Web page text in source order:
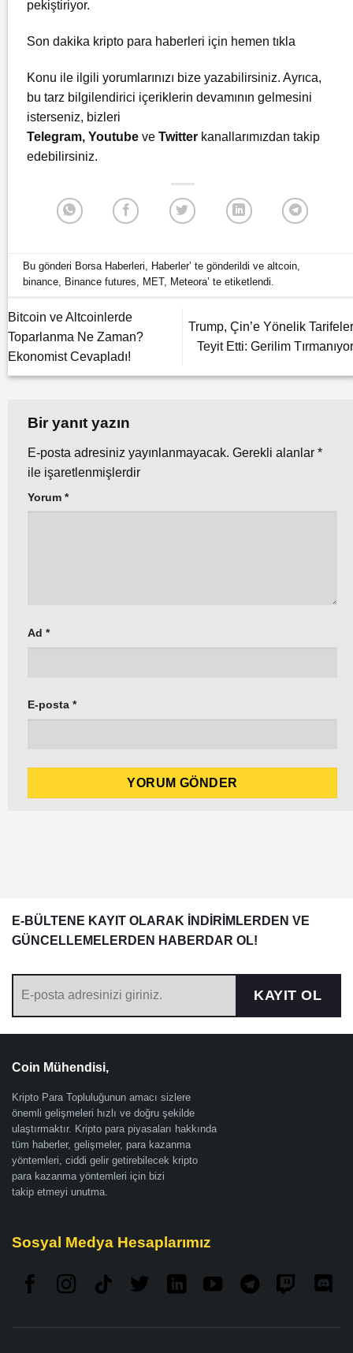
pekiştiriyor.
Son dakika kripto para haberleri için hemen tıkla
Konu ile ilgili yorumlarınızı bize yazabilirsiniz. Ayrıca,
bu tarz bilgilendirici içeriklerin devamının gelmesini
isterseniz, bizleri
Telegram, Youtube ve Twitter kanallarımızdan takip
edebilirsiniz.
Bu gönderi Borsa Haberleri, Haberler’ te gönderildi vealtcoin,
binance, Binance futures, MET, Meteora’ te etiketlendi.
Bitcoin ve Altcoinlerde
Toparlanma Ne Zaman?
Ekonomist Cevapladı!
Trump, Çin’e Yönelik
Teyit Etti: Gerilim
Bir yanıt yazın
E-posta adresiniz yayınlanmayacak. Gerekli alanlar *
ile işaretlenmişlerdir
Yorum *
Ad *
E-posta *
E-BÜLTENE KAYIT OLARAK İNDİRİMLERDEN VE
GÜNCELLEMELERDEN HABERDAR OL!
KAYIT OL
Coin Mühendisi,
Kripto Para Topluluğunun amacı sizlere
önemli gelişmeleri hızlı ve doğru şekilde
ulaştırmaktır. Kripto para piyasaları hakkında
tüm haberler, gelişmeler, para kazanma
yöntemleri, ciddi gelir getirebilecek kripto
para kazanma yöntemleri için bizi
takip etmeyi unutma.
Sosyal Medya Hesaplarımız